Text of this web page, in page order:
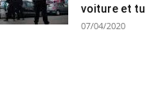
voiture et
07/04/2020